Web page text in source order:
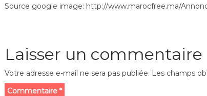
Source google image: http://www.marocfree.ma/
Laisser un commentaire
Votre adresse e-mail ne sera pas publiée. Les champs
Commentaire *